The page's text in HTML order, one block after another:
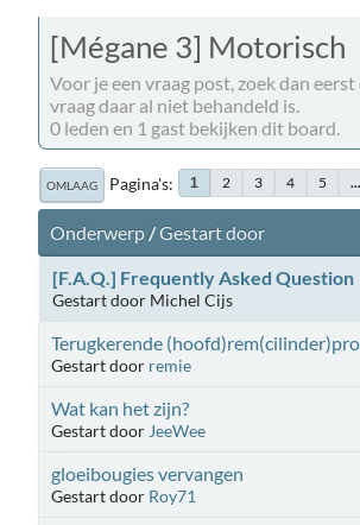
[Mégane 3] Motorisch
Voor je een vraag post, zoek dan
vraag daar al niet behandeld is.
0 leden en 1 gast bekijken dit board.
OMLAAG Pagina's 1 2 3 4 5 ...
Onderwerp/Gestart door
[F.A.Q.] Frequently Asked Question
Gestart door Michel Cijs
Terugkerende
Gestart door remie
Wat kan het zijn?
Gestart door JeeWee
gloeibougies vervangen
Gestart door Roy71